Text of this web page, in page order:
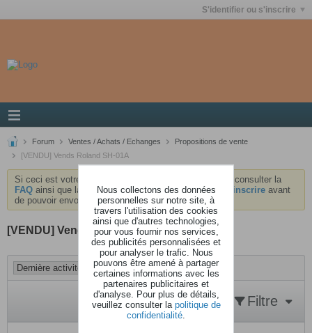
S'identifier ou s'inscrire
Forum Ventes / Achats / Echanges
Propositions de vente
[VENDU] Vends Roland SH-01A
Si ceci est votre première visite, nous vous invitons à consulter la
FAQ ainsi que la chartedu forum . Vous devrez vous inscrire avant
de pouvoir envoyer des messages.
[VENDU] Vends Roland SH-01A
Filtre
Nous collectons des données
personnelles sur notre site, à
travers l'utilisation des cookies
ainsi que d'autres technologies,
pour vous fournir nos services,
des publicités personnalisées et
pour analyser le trafic. Nous
pouvons être amené à partager
certaines informations avec les
partenaires publicitaires et
d'analyse. Pour plus de détails,
veuillez consulter la politique de
confidentialité